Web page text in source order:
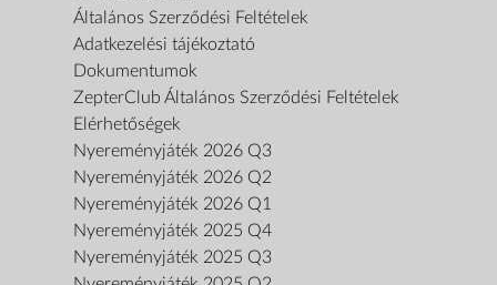
Általános Szerződési Feltételek
Adatkezelési tájékoztató
Dokumentumok
ZepterClub Általános Szerződési Feltételek
Elérhetőségek
Nyereményjáték 2026 Q3
Nyereményjáték 2026 Q2
Nyereményjáték 2026 Q1
Nyereményjáték 2025 Q4
Nyereményjáték 2025 Q3